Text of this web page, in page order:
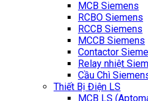
MCB Siemens
RCBO Siemens
RCCB Siemens
MCCB Siemens
Contactor
Relay nhiệt
Cầu Chì
Thiết Bị Điện LS
MCB LS